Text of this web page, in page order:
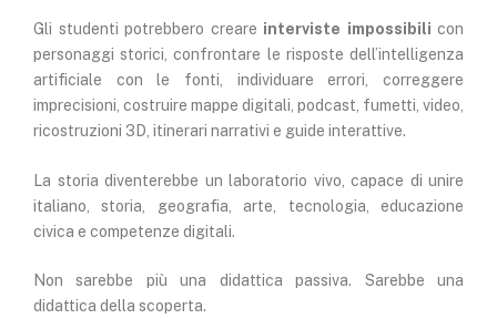
Gli studenti potrebbero creare interviste impossibili con
personaggi storici, confrontare le risposte dell’intelligenza
artificiale con le fonti, individuare errori, correggere
imprecisioni, costruire mappe digitali, podcast, fumetti, video,
ricostruzioni 3D, itinerari narrativi e guide interattive.
La storia diventerebbe un laboratorio vivo, capace di unire
italiano, storia, geografia, arte, tecnologia, educazione
civica e competenze digitali.
Non sarebbe più una didattica passiva. Sarebbe una
didattica della scoperta.